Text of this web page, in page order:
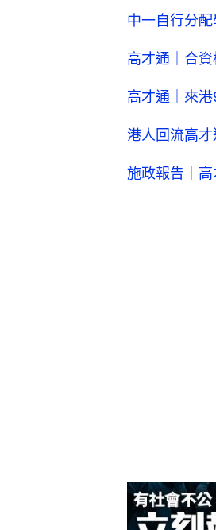
中一自行分
高才通｜合
高才通｜來
港人回流高
施政報告｜